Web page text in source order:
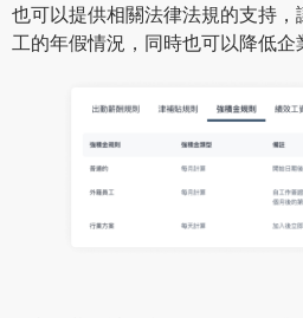
也可以提供相關法律法規的支持
工的年假情況，同時也可以降低企